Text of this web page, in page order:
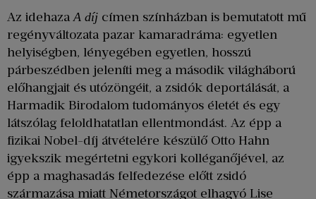
Az idehazaA díj címen színházban is bemutatott mű
regényváltozata pazar kamaradráma: egyetlen
helyiségben, lényegében egyetlen, hosszú
párbeszédben jeleníti meg a második világháború
előhangjait és utózöngéit, a zsidók deportálását, a
Harmadik Birodalom tudományos életét és egy
látszólag feloldhatatlan ellentmondást. Az épp a
fizikai Nobel-díj átvételére készülő Otto Hahn
igyekszik megértetni egykori kolléganőjével, az
épp a maghasadás felfedezése előtt zsidó
származása miatt Németországot elhagyó Lise